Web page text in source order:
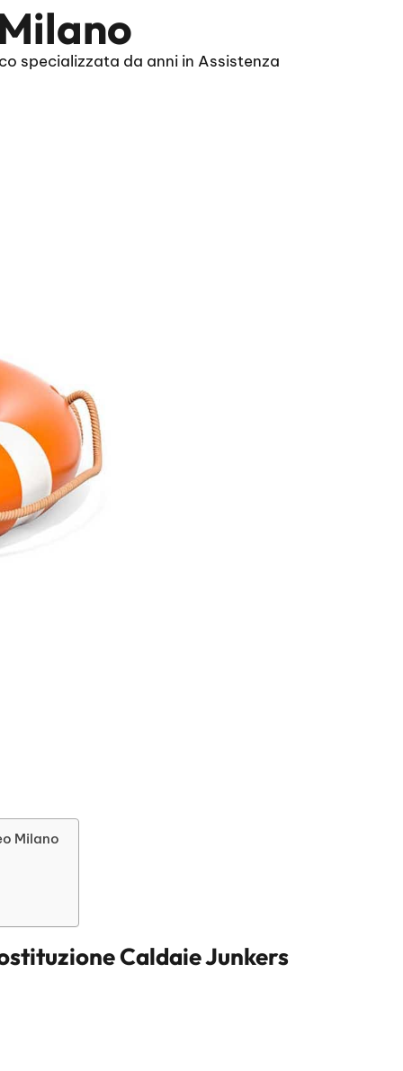
specializzata da anni in Assistenza
Milano
Caldaie Junkers